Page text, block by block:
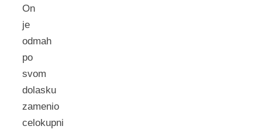
On
je
odmah
po
svom
dolasku
zamenio
celokupni